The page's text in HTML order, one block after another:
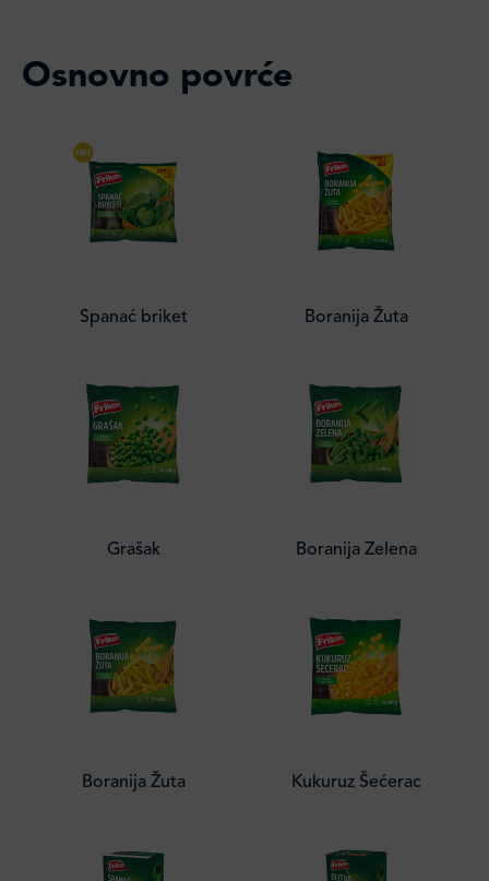
Osnovno povrće
Spanać briket Boranija Žuta
Grašak Boranija Zelena
Boranija Žuta Kukuruz Šećerac